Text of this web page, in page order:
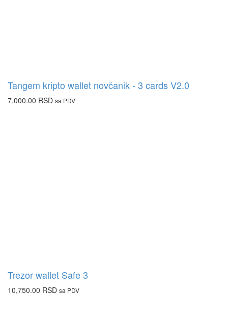
Tangem kripto wallet novčanik - 3 cards V2.0
7,000.00 RSD sa PDV
Trezor wallet Safe 3
10,750.00 RSD sa PDV